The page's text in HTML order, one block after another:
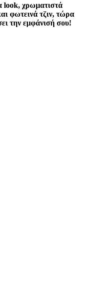
look, χρωματιστά
φωτεινά τζιν, τώρα
την εμφάνισή σου!